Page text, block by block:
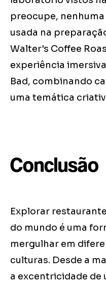
preocupe,
usada na
Walter's Coffee
experiência
Bad, combinando
uma temática
Conclusão
Explorar
do mundo é uma
mergulhar em
culturas. Desde a
a excentricidade de